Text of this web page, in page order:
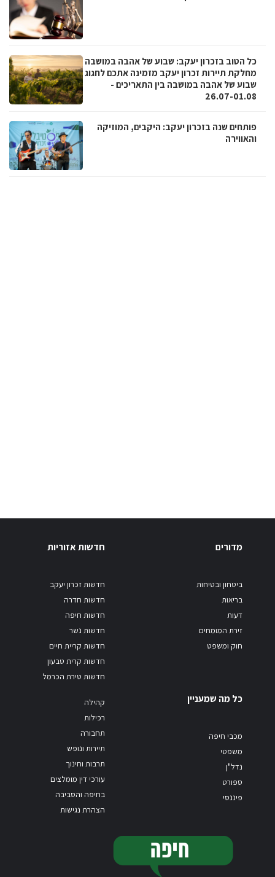
כל הטוב בזכרון יעקב: שבוע של אהבה במושבה
מחלקת תיירות זכרון יעקב מזמינה אתכם לחגוג
שבוע של אהבה במושבה בין התאריכים -
26.07-01.08
פותחים שנה בזכרון יעקב: היקבים, המוזיקה
והאווירה
מדורים
ביטחון ובטיחות
בריאות
דעות
זירת המומחים
חוק ומשפט
חדשות אזוריות
חדשות זכרון יעקב
חדשות חדרה
חדשות חיפה
חדשות נשר
חדשות קריית חיים
חדשות קרית טבעון
חדשות טירת הכרמל
כל מה שמעניין
מכבי חיפה
משפטי
נדל"ן
ספורט
פיננסי
קהילה
רכילות
תחבורה
תיירות ונופש
תרבות וחינוך
עורכי דין מומלצים
בחיפה והסביבה
הצהרת נגישות